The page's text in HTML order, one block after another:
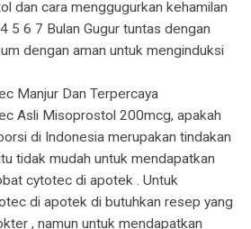
dan cara menggugurkan kehamilan
5 6 7 Bulan Gugur tuntas dengan
dengan aman untuk menginduksi
Manjur Dan Terpercaya
Asli Misoprostol 200mcg, apakah
di Indonesia merupakan tindakan
tidak mudah untuk mendapatkan
cytotec di apotek . Untuk
di apotek di butuhkan resep yang
, namun untuk mendapatkan